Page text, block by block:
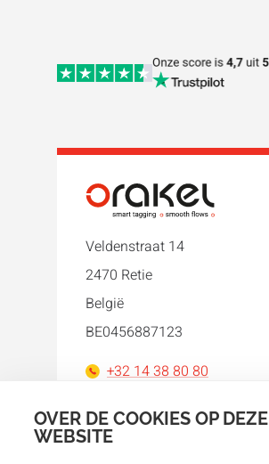
OVER DE COOKIES OP DEZE
WEBSITE
Veldenstraat 14
2470 Retie
België
BE0456887123
+32 14 38 80 80
Facebook